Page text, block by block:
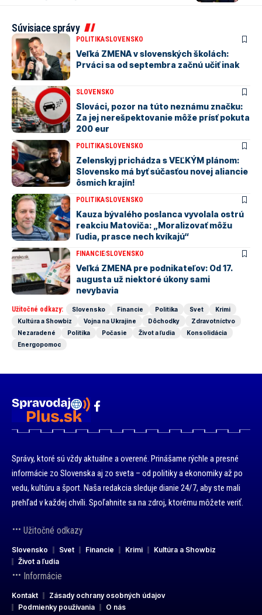
Súvisiace správy
POLITIKASLOVENSKO
Veľká ZMENA v slovenských školách:
Prváci sa od septembra začnú učiť inak
SLOVENSKO
Slováci, pozor na túto neznámu značku:
Za jej nerešpektovanie môže prísť pokuta
200 eur
POLITIKASLOVENSKO
Zelenskyj prichádza s VEĽKÝM plánom:
Slovensko má byť súčasťou novej aliancie
ôsmich krajín!
POLITIKASLOVENSKO
Kauza bývalého poslanca vyvolala ostrú
reakciu Matoviča: „Moralizovať môžu
ľudia, prasce nech kvíkajú“
FINANCIESLOVENSKO
Veľká ZMENA pre podnikateľov: Od 17.
augusta už niektoré úkony sami
nevybavia
Užitočné odkazy: Slovensko Financie Politika Svet
Krimi
Kultúra a Showbiz
Vojna na Ukrajine Dôchodky
Zdravotníctvo
Nezaradené
Politika Počasie Život a ľudia
Konsolidácia
Energopomoc
Správy, ktoré sú vždy aktuálne a overené. Prinášame rýchle a presné
informácie zo Slovenska aj zo sveta – od politiky a ekonomiky až po
vedu, kultúru a šport. Naša redakcia sleduje dianie 24/7, aby ste mali
prehľad v každej chvíli. Spoľahnite sa na zdroj, ktorému môžete veriť.
Užitočné odkazy
Slovensko Svet Financie Krimi
Kultúra a Showbiz
Život a ľudia
Informácie
Kontakt
Zásady ochrany osobných údajov
Podmienky používania
O nás